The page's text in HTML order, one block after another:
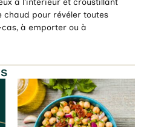
à l’intérieur et croustillant
chaud pour révéler toutes
à emporter ou à